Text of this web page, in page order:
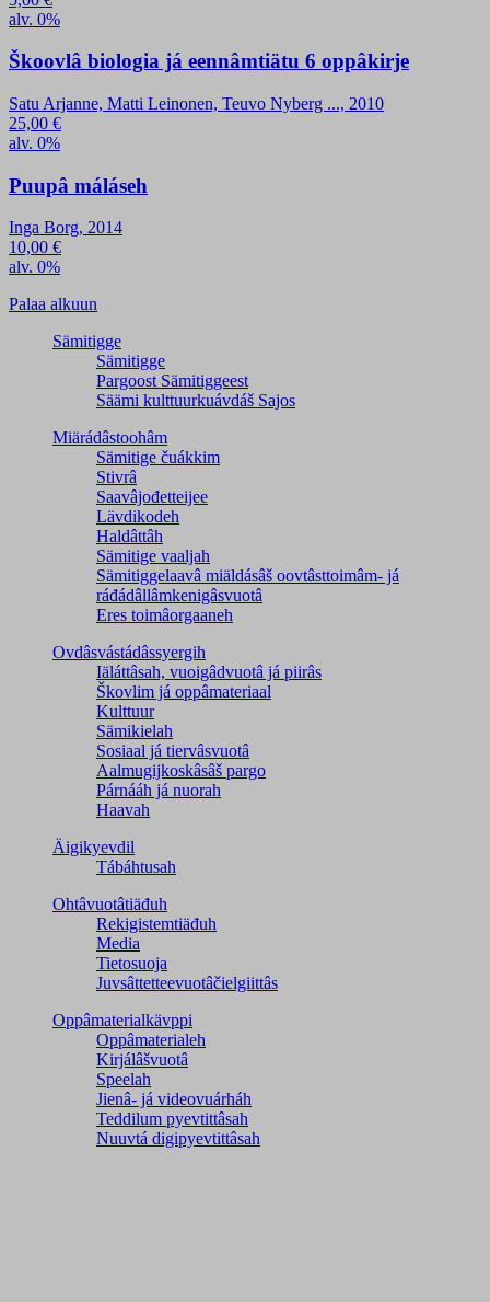
alv. 0%
Škoovlâ biologia já eennâmtiätu 6 oppâkirje
Satu Arjanne, Matti Leinonen, Teuvo Nyberg ..., 2010
25,00 €
alv. 0%
Puupâ máláseh
Inga Borg, 2014
10,00 €
alv. 0%
Palaa alkuun
Sämitigge
Sämitigge
Pargoost Sämitiggeest
Säämi kulttuurkuávdáš Sajos
Miärádâstoohâm
Sämitige čuákkim
Stivrâ
Saavâjođetteijee
Lävdikodeh
Haldâttâh
Sämitige vaaljah
Sämitiggelaavâ miäldásâš oovtâsttoimâm- já
ráđádâllâmkenigâsvuotâ
Eres toimâorgaaneh
Ovdâsvástádâssyergih
Iäláttâsah, vuoigâdvuotâ já piirâs
Škovlim já oppâmateriaal
Kulttuur
Sämikielah
Sosiaal já tiervâsvuotâ
Aalmugijkoskâsâš pargo
Párnááh já nuorah
Haavah
Äigikyevdil
Tábáhtusah
Ohtâvuotâtiäđuh
Rekigistemtiäđuh
Media
Tietosuoja
Juvsâttetteevuotâčielgiittâs
Oppâmaterialkävppi
Oppâmaterialeh
Kirjálâšvuotâ
Speelah
Jienâ- já videovuárháh
Teddilum pyevtittâsah
Nuuvtá digipyevtittâsah